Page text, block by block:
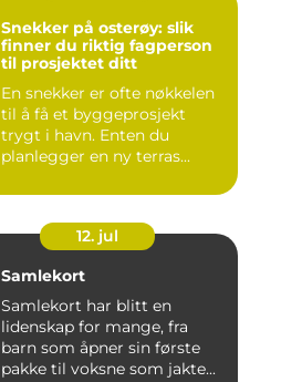
Snekker på osterøy: slik
finner du riktig fagperson
til prosjektet ditt
En snekker er ofte nøkkelen
til å få et byggeprosjekt
trygt i havn. Enten du
planlegger en ny terras...
12. jul
Samlekort
Samlekort har blitt en
lidenskap for mange, fra
barn som åpner sin første
pakke til voksne som jakte...